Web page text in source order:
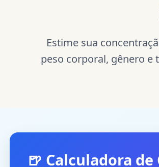
Estime sua
peso corporal, gênero
🍺 Calculadora de